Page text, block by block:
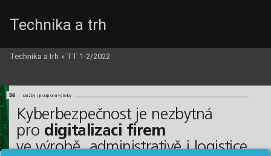
služby podpora výroby
56
Kyberbezpečnost je nezbytná
pro digitalizaci firem
ve výrobě, administrativě i logistice
Technika a trh
Technika a trh » TT 1-2/2022